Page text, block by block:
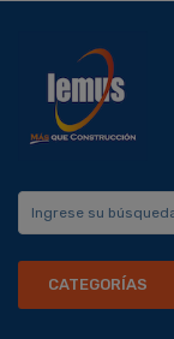
CATEGORÍAS